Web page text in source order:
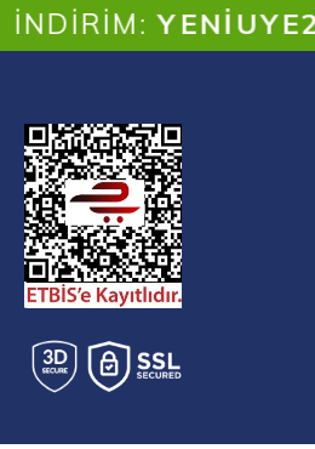
YENIUYE20